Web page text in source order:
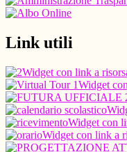
Link utili
Widget con link a
Widget
Widget con
Widget con link a